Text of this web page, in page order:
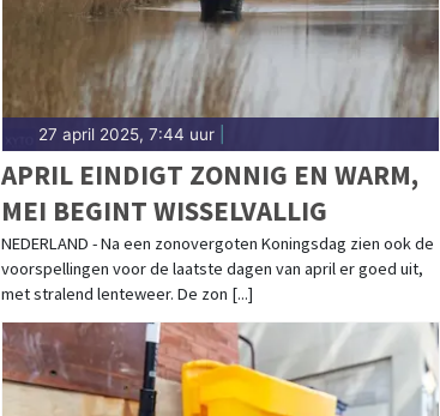
27 april 2025, 7:44 uur|
APRIL EINDIGT ZONNIG EN WARM,
MEI BEGINT WISSELVALLIG
NEDERLAND - Na een zonovergoten Koningsdag zien ook de
voorspellingen voor de laatste dagen van april er goed uit,
met stralend lenteweer. De zon [...]